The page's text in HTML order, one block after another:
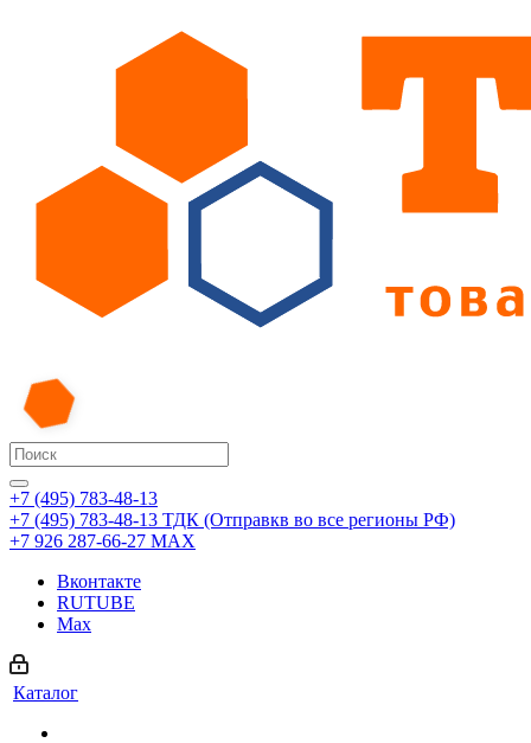
+7 (495) 783-48-13
+7 (495) 783-48-13 ТДК (Отправкв во все регионы РФ)
+7 926 287-66-27 МАХ
Вконтакте
RUTUBE
Max
Каталог